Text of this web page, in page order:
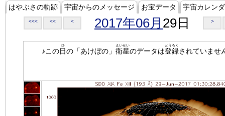
はやぶさの軌跡 宇宙からのメッセージ お宝データ 宇宙カレン
<<< << < 2017年06月 29日 >
♪この日
ひ
の「あけぼの」 衛星
えいせい
のデータは登録
とうろく
されていませ